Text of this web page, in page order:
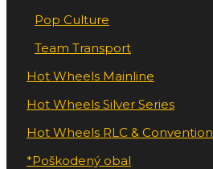
Pop Culture
Team Transport
Hot Wheels Mainline
Hot Wheels Silver Series
Hot Wheels RLC & Convention
*Poškodený obal